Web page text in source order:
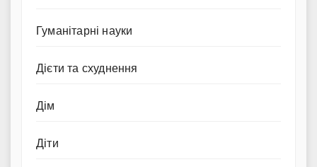
Гуманітарні науки
Дієти та схуднення
Дім
Діти